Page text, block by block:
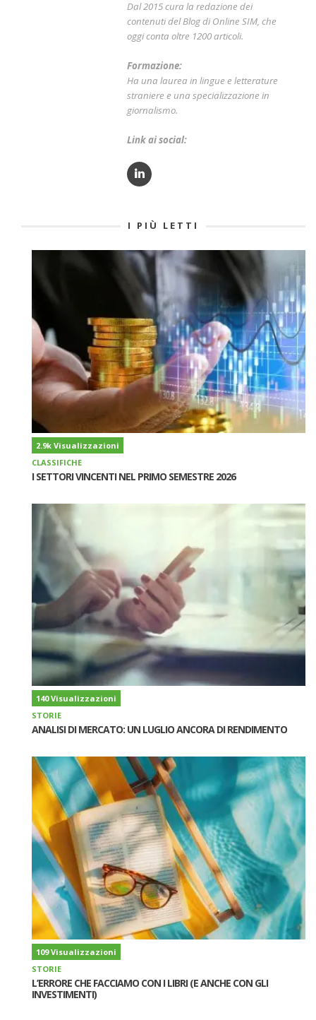
Dal 2015 cura la redazione dei
contenuti del Blog di Online SIM, che
oggi conta oltre 1200 articoli.
Formazione:
Ha una laurea in lingue e letterature
straniere e una specializzazione in
giornalismo.
Link ai social:
I PIÙ LETTI
2.9k Visualizzazioni
CLASSIFICHE
I SETTORI VINCENTI NEL PRIMO SEMESTRE 2026
140 Visualizzazioni
STORIE
ANALISI DI MERCATO: UN LUGLIO ANCORA DI RENDIMENTO
109 Visualizzazioni
STORIE
L’ERRORE CHE FACCIAMO CON I LIBRI (E ANCHE CON GLI
INVESTIMENTI)